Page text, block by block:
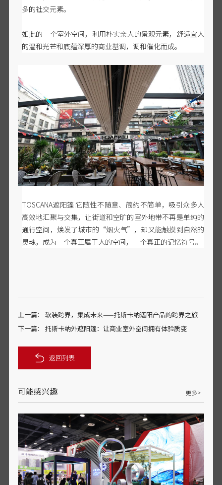
多的社交元素。
如此的一个室外空间，利用朴实亲人的景观元素，舒适宜人
的温和光芒和底蕴深厚的商业基调，调和催化而成。
TOSCANA遮阳篷:它随性不随意、简约不简单，吸引众多人
高效地汇聚与交集，让街道和空旷的室外地带不再是单纯的
通行空间，焕发了城市的 “烟火气”，却又能触摸到自然的
灵魂，成为一个真正属于人的空间，一个真正的记忆符号。
上一篇：
软装跨界，集成未来——托斯卡纳遮阳产品的跨界之旅
下一篇：
托斯卡纳外遮阳篷：让商业室外空间拥有体验质变
返回列表
可能感兴趣 更多>